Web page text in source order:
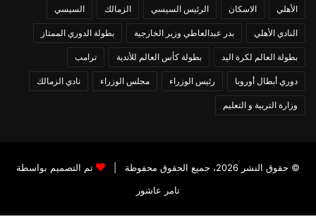
الأهلي الاسكان الرئيس السيسي الزمالك السيسي
النادي الأهلي بدر عبدالعاطي وزير الخارجية بطولة الدوري الممتاز
بطولة العالم لكرة اليد بطولة كأس العالم للأندية ترامب
دوري أبطال أوروبا رئيس الوزراء مجلس الوزراء نادي الزمالك
وزارة التربية و التعليم
© حقوق النشر 2026، جميع الحقوق محفوظة |
تم التصميم بواسطة
تامر عاشور